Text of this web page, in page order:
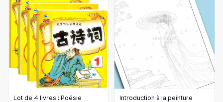
Lot de 4 livres : Poésie
Introduction à la peinture